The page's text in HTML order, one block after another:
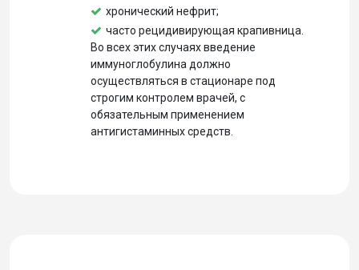
хронический нефрит;
часто рецидивирующая крапивница.
Во всех этих случаях введение
иммуноглобулина должно
осуществляться в стационаре под
строгим контролем врачей, с
обязательным применением
антигистаминных средств.